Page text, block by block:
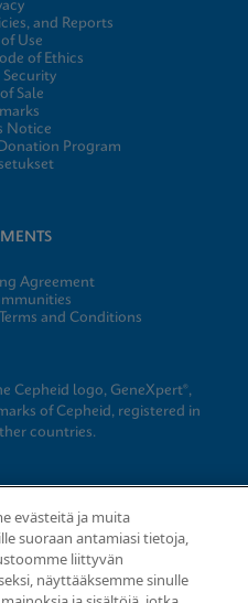
and Reports
Use
of Ethics
Sale
Notice
Program
Agreement
and Conditions
Cepheid logo, GeneXpert®,
of Cepheid, registered in
countries.
evästeitä ja muita
suoraan antamiasi tietoja,
liittyvän
näyttääksemme sinulle